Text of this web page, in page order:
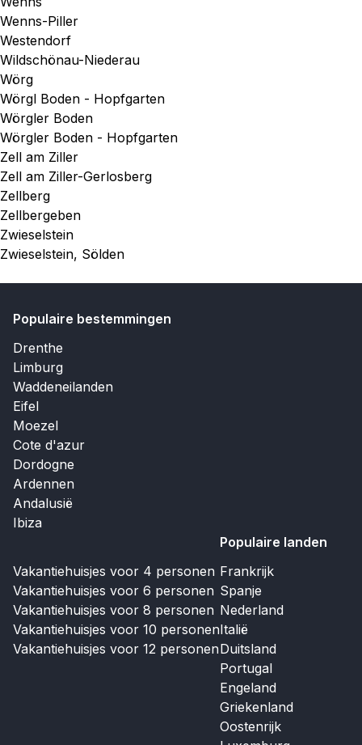
Wenns-Piller
Westendorf
Wildschönau-Niederau
Wörg
Wörgl Boden - Hopfgarten
Wörgler Boden
Wörgler Boden - Hopfgarten
Zell am Ziller
Zell am Ziller-Gerlosberg
Zellberg
Zellbergeben
Zwieselstein
Zwieselstein, Sölden
Populaire bestemmingen
Drenthe
Limburg
Waddeneilanden
Eifel
Moezel
Cote d'azur
Dordogne
Ardennen
Andalusië
Ibiza
Vakantiehuisjes voor 4 personen
Vakantiehuisjes voor 6 personen
Vakantiehuisjes voor 8 personen
Vakantiehuisjes voor 10 personen
Vakantiehuisjes voor 12 personen
Populaire landen
Frankrijk
Spanje
Nederland
Italië
Duitsland
Portugal
Engeland
Griekenland
Oostenrijk